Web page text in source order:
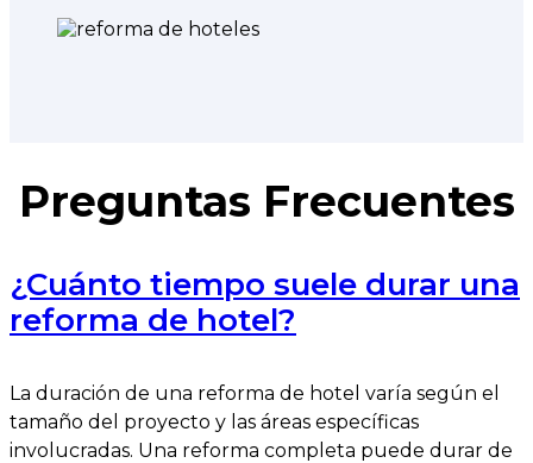
Preguntas Frecuentes
¿Cuánto tiempo suele durar una
reforma de hotel?
La duración de una reforma de hotel varía según el
tamaño del proyecto y las áreas específicas
involucradas. Una reforma completa puede durar de